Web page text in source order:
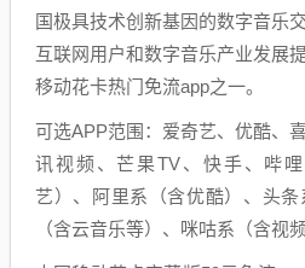
国极具技术创新基因的数字音乐
互联网用户和数字音乐产业发展
移动花卡热门免流app之一。
可选APP范围：爱奇艺、优酷、
讯视频、芒果TV、快手、哔
艺）、阿里系（含优酷）、头
（含云音乐等）、咪咕系（含视